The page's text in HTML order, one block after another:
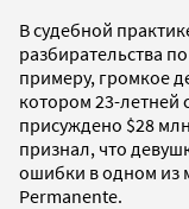
В судебной
разбирательства
примеру, громкое
котором 23-летней
присуждено $28
признал, что
ошибки в одном из
Permanente.